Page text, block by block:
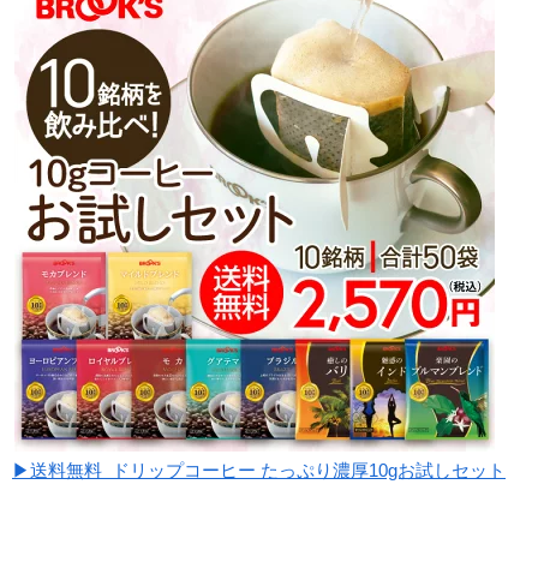
▶送料無料 ドリップコーヒー たっぷり濃厚10gお試しセット